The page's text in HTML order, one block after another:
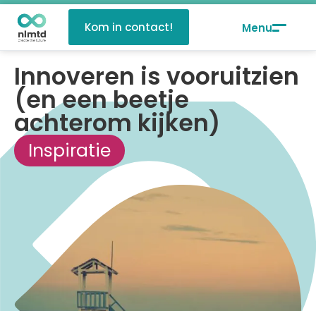
Kom in contact!
Innoveren is vooruitzien
(en een beetje
achterom kijken)
Inspiratie